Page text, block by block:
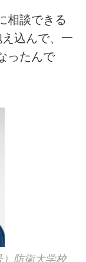
相談できる
込んで、一
ったんで
防衛大学校